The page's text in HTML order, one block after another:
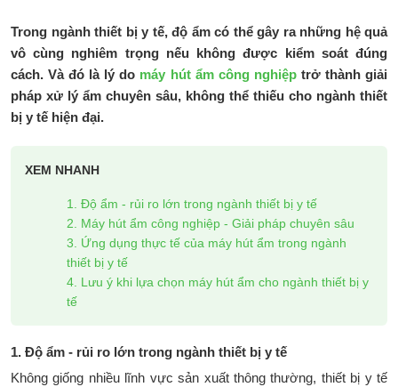
Trong ngành thiết bị y tế, độ ẩm có thể gây ra những hệ quả
vô cùng nghiêm trọng nếu không được kiểm soát đúng
cách. Và đó là lý do máy hút ẩm công nghiệptrở thành giải
pháp xử lý ẩm chuyên sâu, không thể thiếu cho ngành thiết
bị y tế hiện đại.
XEM NHANH
1. Độ ẩm - rủi ro lớn trong ngành thiết bị y tế
2. Máy hút ẩm công nghiệp - Giải pháp chuyên sâu
3. Ứng dụng thực tế của máy hút ẩm trong ngành
thiết bị y tế
4. Lưu ý khi lựa chọn máy hút ẩm cho ngành thiết bị y
tế
1. Độ ẩm - rủi ro lớn trong ngành thiết bị y tế
Không giống nhiều lĩnh vực sản xuất thông thường, thiết bị y tế